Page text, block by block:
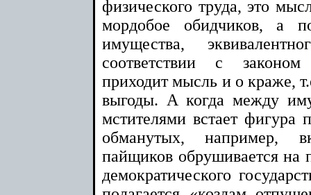
физического труда, это
мордобое обидчиков, а
имущества,
соответствии с
приходит мысль и о краже,
выгоды. А когда между
мстителями встает фигура
обманутых, например,
пайщиков обрушивается на
демократического